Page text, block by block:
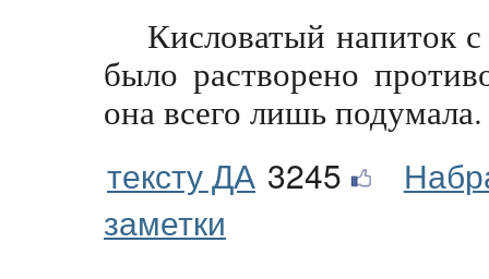
Кисловатый напиток
было растворено
она всего лишь подумала.
тексту ДА 3245
заметки